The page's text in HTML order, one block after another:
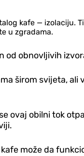
kafe — izolaciju.
u zgradama.
obnovljivih
širom svijeta,
ovaj obilni tok
može da